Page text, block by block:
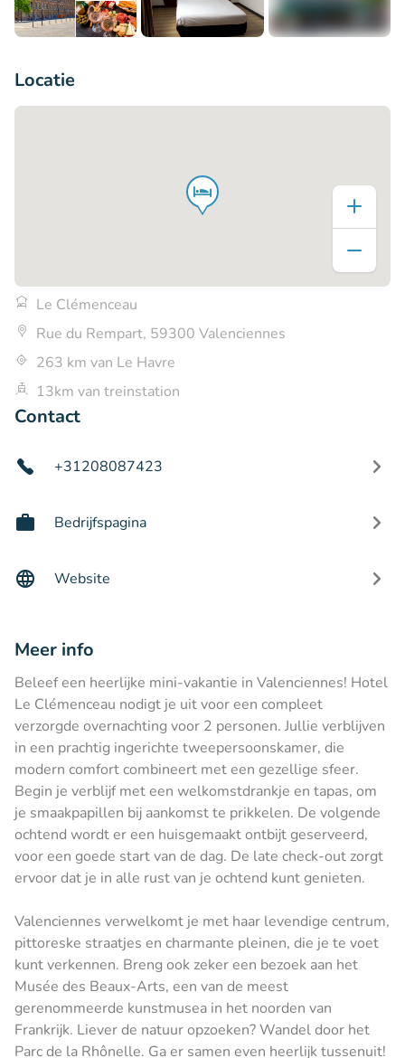
Locatie
Le Clémenceau
Rue du Rempart, 59300 Valenciennes
263 km van Le Havre
13km van treinstation
Contact
+31208087423
Bedrijfspagina
Website
Meer info
Beleef een heerlijke mini-vakantie in Valenciennes! Hotel
Le Clémenceau nodigt je uit voor een compleet
verzorgde overnachting voor 2 personen. Jullie verblijven
in een prachtig ingerichte tweepersoonskamer, die
modern comfort combineert met een gezellige sfeer.
Begin je verblijf met een welkomstdrankje en tapas, om
je smaakpapillen bij aankomst te prikkelen. De volgende
ochtend wordt er een huisgemaakt ontbijt geserveerd,
voor een goede start van de dag. De late check-out zorgt
ervoor dat je in alle rust van je ochtend kunt genieten.
Valenciennes verwelkomt je met haar levendige centrum,
pittoreske straatjes en charmante pleinen, die je te voet
kunt verkennen. Breng ook zeker een bezoek aan het
Musée des Beaux-Arts, een van de meest
gerenommeerde kunstmusea in het noorden van
Frankrijk. Liever de natuur opzoeken? Wandel door het
Parc de la Rhônelle. Ga er samen even heerlijk tussenuit!